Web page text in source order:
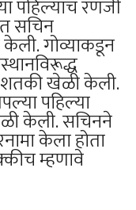
पहिल्याच रणजी
सचिन
गोव्याकडून
शतकी खेळी केली.
पहिल्या
केली. सचिनने
केला होता
म्हणावे